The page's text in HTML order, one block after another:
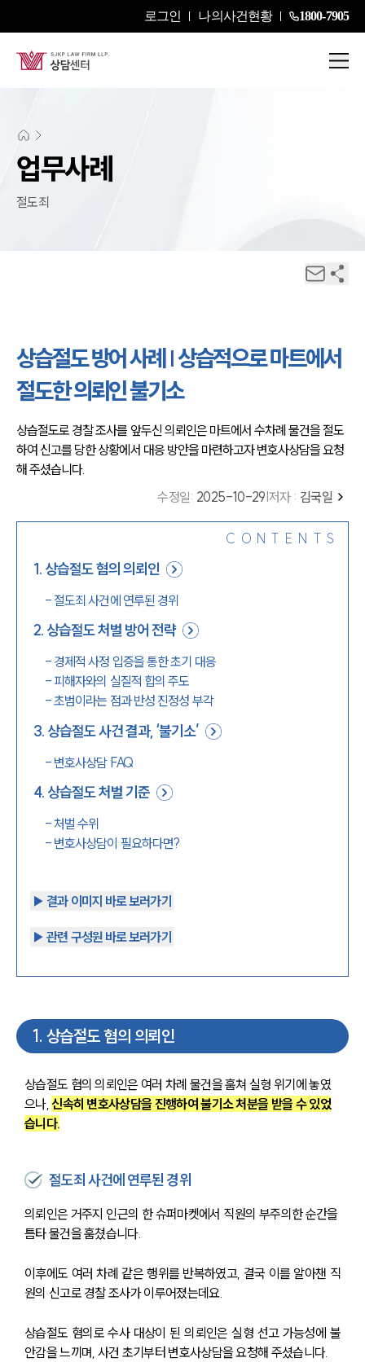
로그인 나의사건현황 1800-7905
업무사례
절도죄
상습절도 방어 사례 | 상습적으로 마트에서
절도한 의뢰인 불기소
상습절도로 경찰 조사를 앞두신 의뢰인은 마트에서 수차례 물건을 절도
하여 신고를 당한 상황에서 대응 방안을 마련하고자 변호사상담을 요청
해 주셨습니다.
수정일: 2025-10-29 |저자 : 김국일
CONTENTS
1. 상습절도 혐의 의뢰인
- 절도죄 사건에 연루된 경위
2. 상습절도 처벌 방어 전략
- 경제적 사정 입증을 통한 초기 대응
- 피해자와의 실질적 합의 주도
-초범이라는 점과 반성 진정성 부각
3. 상습절도 사건 결과, ‘불기소’
- 변호사상담 FAQ
4. 상습절도 처벌 기준
-처벌 수위
- 변호사상담이 필요하다면?
▶︎ 결과 이미지 바로 보러가기
▶︎ 관련 구성원 바로 보러가기
1. 상습절도 혐의 의뢰인
상습절도 혐의 의뢰인은 여러 차례 물건을 훔쳐 실형 위기에 놓였
으나, 신속히 변호사상담을 진행하여 불기소 처분을 받을 수 있었
습니다.
절도죄 사건에 연루된 경위
의뢰인은 거주지 인근의 한 슈퍼마켓에서 직원의 부주의한 순간을
틈타 물건을 훔쳤습니다.
이후에도 여러 차례 같은 행위를 반복하였고, 결국 이를 알아챈 직
원의 신고로 경찰 조사가 이루어졌는데요.
상습절도 혐의로 수사 대상이 된 의뢰인은 실형 선고 가능성에 불
안감을 느끼며, 사건 초기부터 변호사상담을 요청해 주셨습니다.